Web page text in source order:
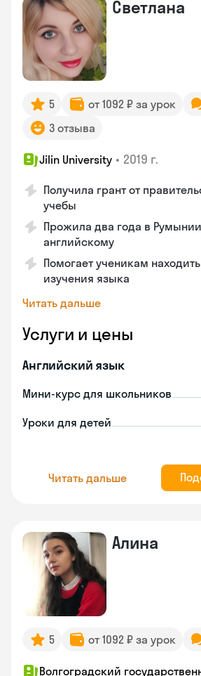
Светлана
5 от 1092 ₽ за урок
3 отзыва
Jilin University • 2019 г.
Получила грант от
учебы
Прожила два года в
английскому
Помогает ученикам
изучения языка
Читать дальше
Услуги и цены
Английский язык
Мини-курс для школьников
Уроки для детей
Читать дальше
Алина
5 от 1092 ₽ за урок
Волгоградский